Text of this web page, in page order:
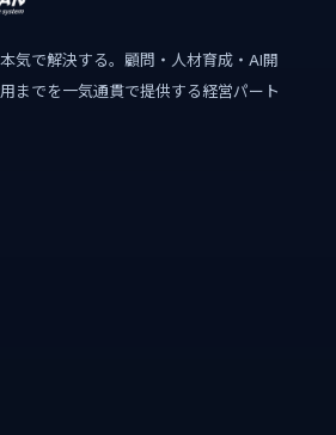
気で解決する。顧問・人材育成・AI開
までを一気通貫で提供する経営パート